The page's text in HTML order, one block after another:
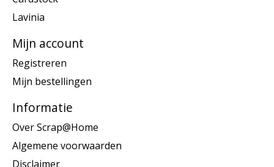
Lavinia
Mijn account
Registreren
Mijn bestellingen
Informatie
Over Scrap@Home
Algemene voorwaarden
Disclaimer